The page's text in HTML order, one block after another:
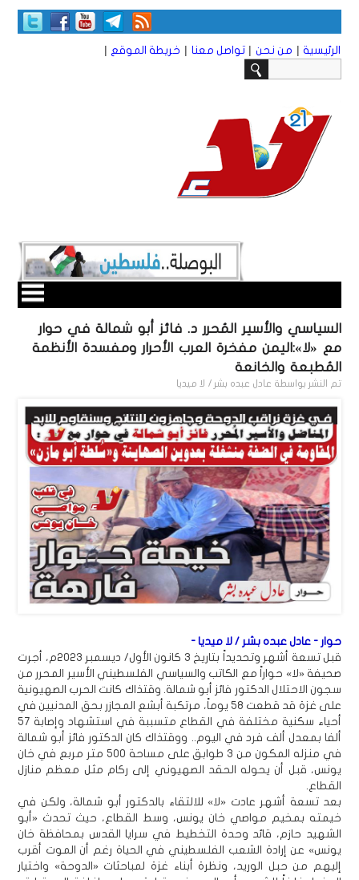
الرئيسية | من نحن | تواصل معنا | خريطة الموقع |
السياسي والأسير المُحرر د. فائز أبو شمالة في حوار
مع «لا»:اليمن مفخرة العرب الأحرار ومفسدة الأنظمة
المُطبعة والخانعة
تم النشر بواسطة عادل عبده بشر / لا ميديا
حوار - عادل عبده بشر / لا ميديا -
قبل تسعة أشهر وتحديداً بتاريخ 3 كانون الأول/ ديسمبر 2023م، أجرت
صحيفة «لا» حواراً مع الكاتب والسياسي الفلسطيني الأسير المحرر من
سجون الاحتلال الدكتور فائز أبو شمالة. وقتذاك كانت الحرب الصهيونية
على غزة قد قطعت 58 يوماً، مرتكبة أبشع المجازر بحق المدنيين في
أحياء سكنية مختلفة في القطاع متسببة في استشهاد وإصابة 57
ألفا بمعدل ألف فرد في اليوم.. ووقتذاك كان الدكتور فائز أبو شمالة
في منزله المكون من 3 طوابق على مساحة 500 متر مربع في خان
يونس، قبل أن يحوله الحقد الصهيوني إلى ركام مثل معظم منازل
القطاع.
بعد تسعة أشهر عادت «لا» للالتقاء بالدكتور أبو شمالة، ولكن في
خيمته بمخيم مواصي خان يونس، وسط القطاع، حيث تحدث «أبو
الشهيد حازم، قائد وحدة التخطيط في سرايا القدس بمحافظة خان
يونس» عن إرادة الشعب الفلسطيني في الحياة رغم أن الموت أقرب
إليهم من حبل الوريد، ونظرة أبناء غزة لمباحثات «الدوحة» واختيار